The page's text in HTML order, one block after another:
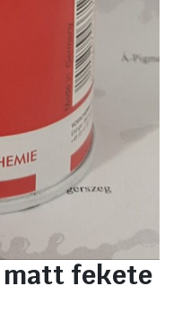
matt fekete